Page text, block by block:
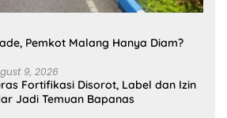
Pemkot Malang Hanya Diam?
9, 2026
Fortifikasi Disorot, Label dan Izin
Jadi Temuan Bapanas